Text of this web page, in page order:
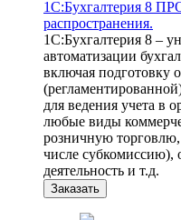
1С:Бухгалтерия 8
распространения.
1С:Бухгалтерия 8 –
автоматизации
включая подготовку
для ведения учета в
любые виды
розничную
числе субкомиссию),
деятельность и т.д.
Заказать